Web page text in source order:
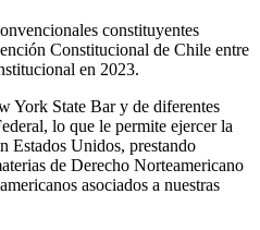
constituyentes
Constitucional de Chile entre
en 2023.
York State Bar y de diferentes
lo que le permite ejercer la
Estados Unidos, prestando
de Derecho Norteamericano
asociados a nuestras